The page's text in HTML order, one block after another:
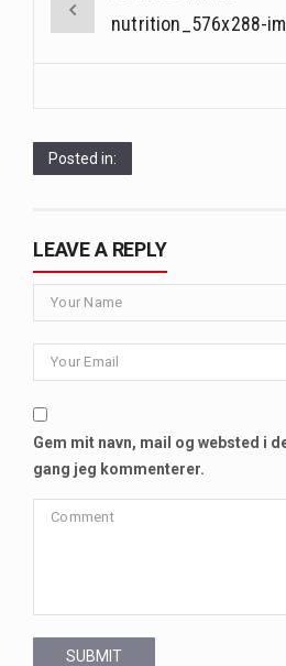
nutrition_576x288-
Posted in:
LEAVE A REPLY
Gem mit navn, mail og websted i
gang jeg kommenterer.
SUBMIT